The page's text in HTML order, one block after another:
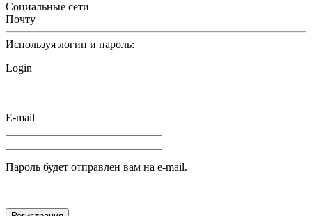
Социальные сети
Почту
Используя логин и пароль:
Login
E-mail
Пароль будет отправлен вам на e-mail.